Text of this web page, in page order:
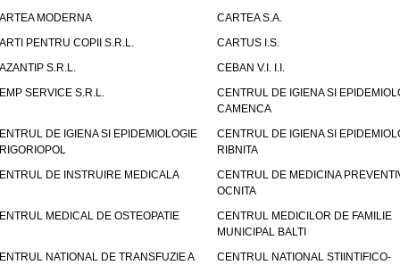
MODERNA
CARTEA S.A.
PENTRU COPII S.R.L.
CARTUS I.S.
S.R.L.
CEBAN V.I. I.I.
SERVICE S.R.L.
CENTRUL DE IGIENA SI
CAMENCA
DE IGIENA SI EPIDEMIOLOGIE
CENTRUL DE IGIENA SI
RIBNITA
DE INSTRUIRE MEDICALA
CENTRUL DE MEDICINA
OCNITA
MEDICAL DE OSTEOPATIE
CENTRUL MEDICILOR DE FAMILIE
MUNICIPAL BALTI
NATIONAL DE TRANSFUZIE A
CENTRUL NATIONAL STIINTIFICO-